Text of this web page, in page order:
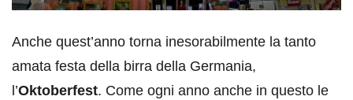
Anche quest’anno torna inesorabilmente la tanto
amata festa della birra della Germania,
l’Oktoberfest. Come ogni anno anche in questo le